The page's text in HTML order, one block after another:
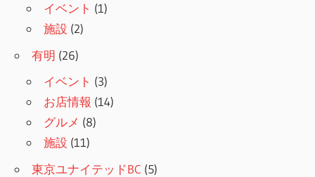
イベント (1)
施設 (2)
有明 (26)
イベント (3)
お店情報 (14)
グルメ (8)
施設 (11)
東京ユナイテッドBC (5)